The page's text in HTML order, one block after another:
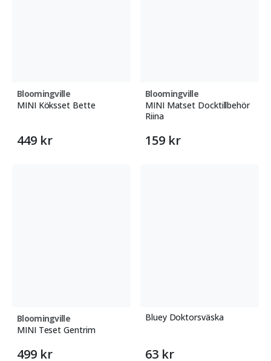
Bloomingville
MINI Köksset Bette
449 kr
Bloomingville
MINI Matset Docktillbehör
Riina
159 kr
Bloomingville
MINI Teset Gentrim
499 kr
Bluey Doktorsväska
63 kr